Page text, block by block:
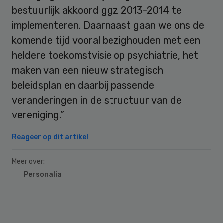
bestuurlijk akkoord ggz 2013-2014 te
implementeren. Daarnaast gaan we ons de
komende tijd vooral bezighouden met een
heldere toekomstvisie op psychiatrie, het
maken van een nieuw strategisch
beleidsplan en daarbij passende
veranderingen in de structuur van de
vereniging.”
Reageer op dit artikel
Meer over:
Personalia